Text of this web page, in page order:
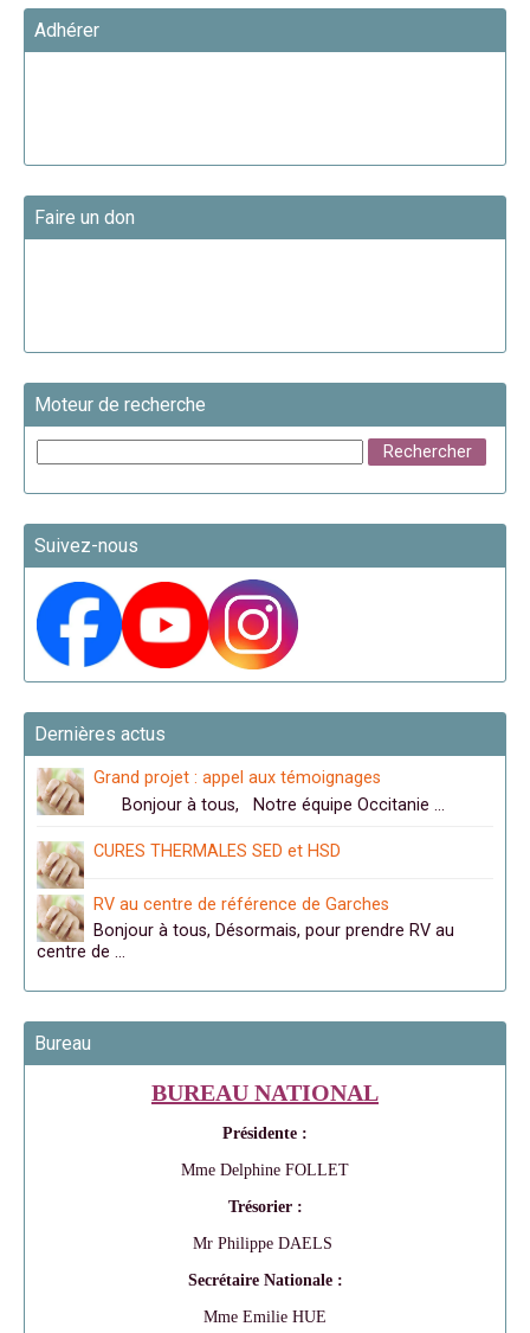
Adhérer
Faire un don
Moteur de recherche
Suivez-nous
Dernières actus
Grand projet : appel aux témoignages
Bonjour à tous, Notre équipe Occitanie …
CURES THERMALES SED et HSD
RV au centre de référence de Garches
Bonjour à tous, Désormais, pour prendre RV au
centre de …
Bureau
BUREAU NATIONAL
Présidente :
Mme Delphine FOLLET
Trésorier :
Mr Philippe DAELS
Secrétaire Nationale :
Mme Emilie HUE